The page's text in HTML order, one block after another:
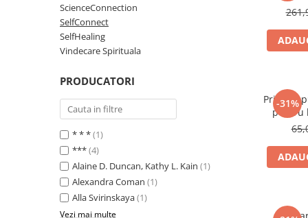
ReConnect
ScienceConnection
SelfConnect
Vindecare Spirituala
Gastronomik
ScienceConnection
SelfConnect
SelfHealing
Vindecare Spirituala
PRODUCATORI
* * *(1)
***(4)
Alaine D. Duncan, Kathy L. Kain (1)
Alexandra Coman (1)
Alla Svirinskaya(1)
Vezi mai multe
-31%
Printr-o
pentru